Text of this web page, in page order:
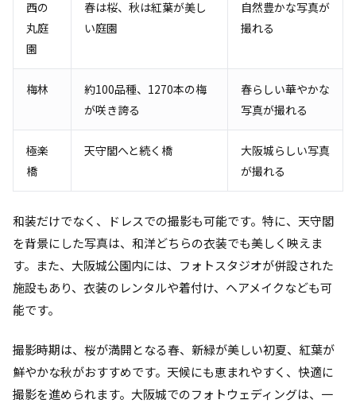
西の
丸庭
園
春は桜、秋は紅葉が美し
い庭園
自然豊かな写真が
撮れる
梅林
約100品種、1270本の梅
が咲き誇る
春らしい華やかな
写真が撮れる
極楽
橋
天守閣へと続く橋
大阪城らしい写真
が撮れる
和装だけでなく、ドレスでの撮影も可能です。特に、天守閣
を背景にした写真は、和洋どちらの衣装でも美しく映えま
す。また、大阪城公園内には、フォトスタジオが併設された
施設もあり、衣装のレンタルや着付け、ヘアメイクなども可
能です。
撮影時期は、桜が満開となる春、新緑が美しい初夏、紅葉が
鮮やかな秋がおすすめです。天候にも恵まれやすく、快適に
撮影を進められます。大阪城でのフォトウェディングは、一